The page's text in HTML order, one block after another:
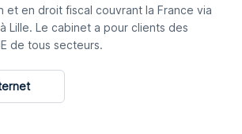
et en droit fiscal couvrant la France via
Lille. Le cabinet a pour clients des
de tous secteurs.